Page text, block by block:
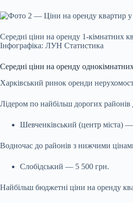
Середні ціни на оренду 1-кімнатних
Інфографіка: ЛУН Статистика
Середні ціни на оренду
Харківський ринок оренди
Лідером по найбільш дорогих
Шевченківський (центр міста)
Водночас до районів з нижчими
Слобідський — 5 500 грн.
Найбільш бюджетні ціни на оренду